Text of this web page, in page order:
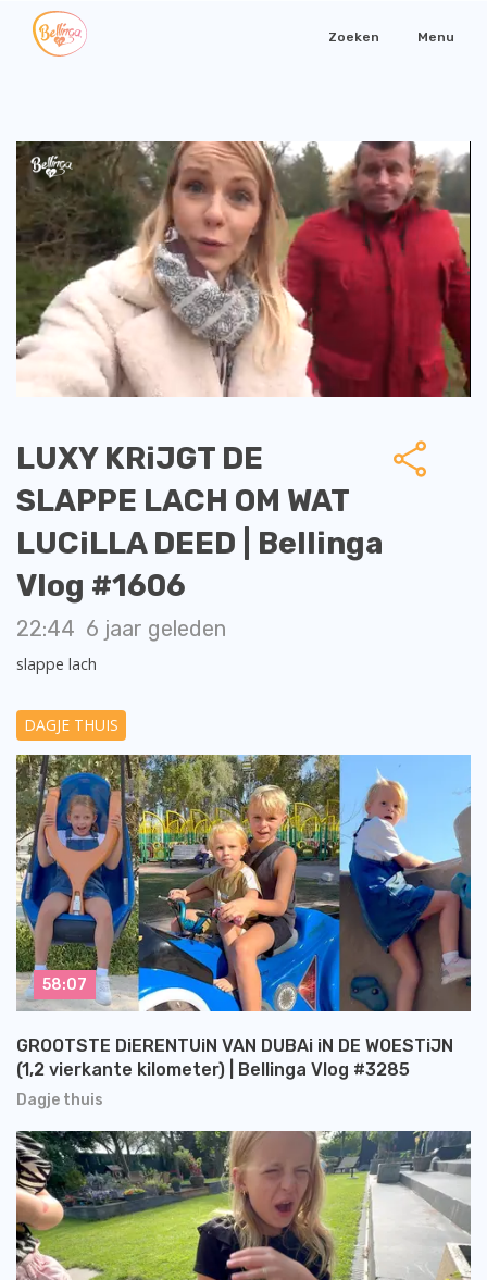
Zoeken Menu
LUXY KRiJGT DE
SLAPPE LACH OM WAT
LUCiLLA DEED | Bellinga
Vlog #1606
22:44 6 jaar geleden
slappe lach
DAGJE THUIS
Dagje thuis
GROOTSTE DiERENTUiN VAN DUBAi iN DE WOESTiJN
(1,2 vierkante kilometer) | Bellinga Vlog #3285
58:07